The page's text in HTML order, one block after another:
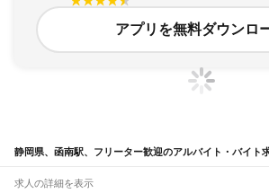
アプリを無料ダウンロ
静岡県、函南駅、フリーター歓迎のアルバイト・バイト
求人の詳細を表示